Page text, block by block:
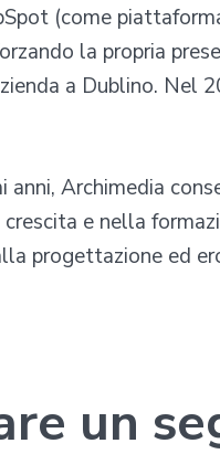
(come
la propria
a Dublino. Nel
anni, Archimedia
e nella
progettazione ed
un